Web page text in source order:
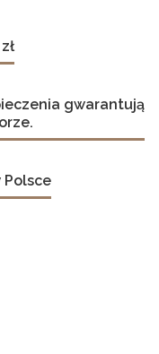
gwarantują